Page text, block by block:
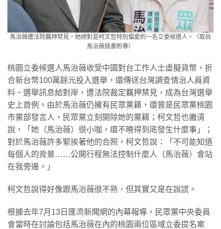
馬治薇遭法院羈押禁見，她絕對是柯文哲特別偏愛的一名立委候選人。（取自
馬治薇臉書粉專）
桃園立委候選人馬治薇收受中國對台工作人士虛擬貨幣，折
合新台幣100萬餘元投入選舉，還傳送台灣調查情治人員資
料、選舉訊息給對岸，遭法院裁定羈押禁見，成為台灣選舉
史上首例。由於馬治薇仍擁有民眾黨籍，還曾是民眾黨桃園
市黨部發言人，民眾黨立刻開除她的黨籍；柯文哲也撇清
說，「她（馬治薇）很小咖，還不曉得到底發生什麼事」；
對於馬治薇許多緊挨著他的合照，柯文哲說：「不可能知道
每個人的背景……公開行程無法控制什麼人（馬治薇）會站
在我旁邊。」
柯文哲說得好像跟馬治薇很不熟，但其實又是在說謊。
根據去年7月13日匯流新聞網的內幕報導，民眾黨中央委員
會當時在討論包括馬治薇在內的桃園兩位區域立委提名案